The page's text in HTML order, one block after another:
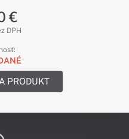
€
DPH
PRODUKT